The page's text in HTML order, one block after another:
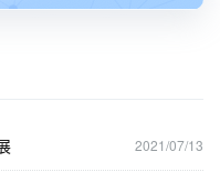
2021/07/13